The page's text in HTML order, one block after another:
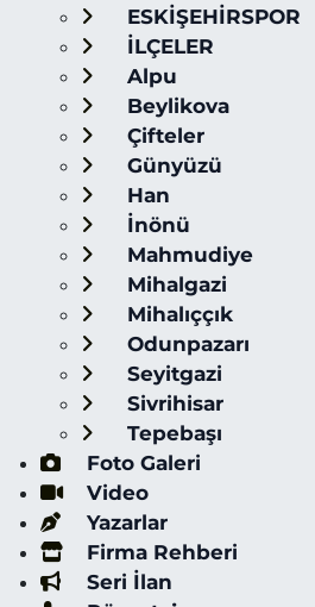
ESKİŞEHİRSPOR
İLÇELER
Alpu
Beylikova
Çifteler
Günyüzü
Han
İnönü
Mahmudiye
Mihalgazi
Mihalıççık
Odunpazarı
Seyitgazi
Sivrihisar
Tepebaşı
Foto Galeri
Video
Yazarlar
Firma Rehberi
Seri İlan